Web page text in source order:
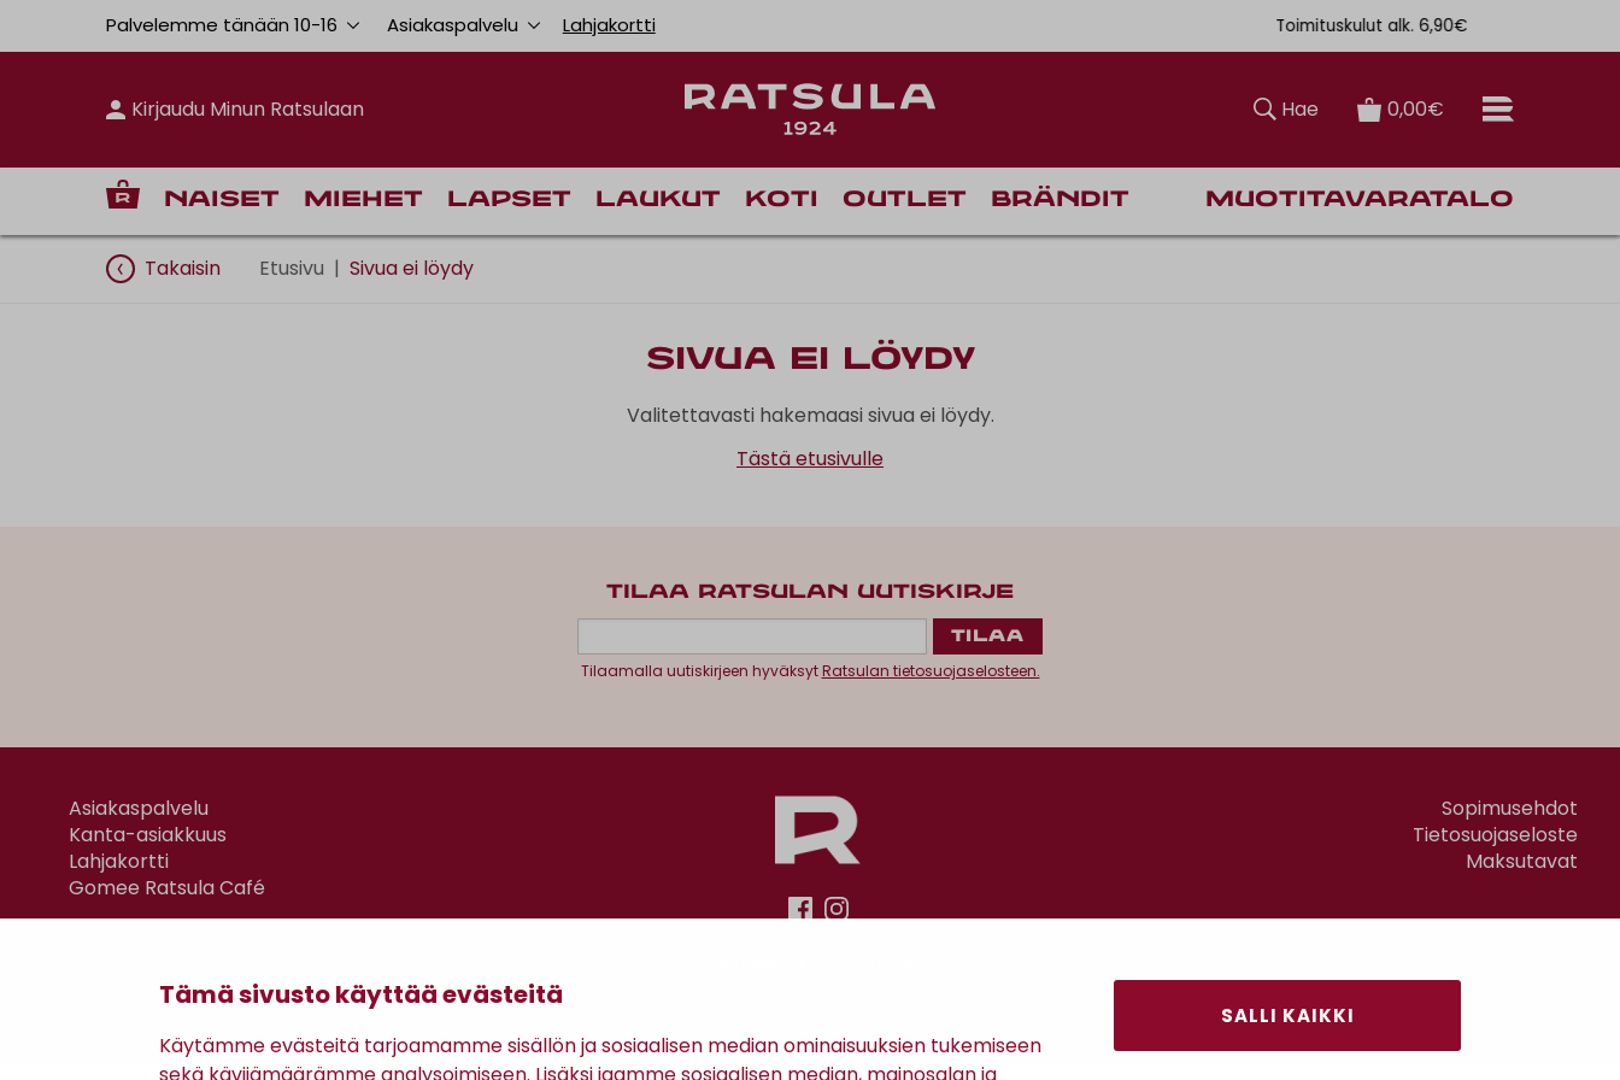
Tämä sivusto käyttää evästeitä
Käytämme evästeitä tarjoamamme sisällön ja sosiaalisen median ominaisuuksien tukemiseen
SALLI KAIKKI
Palvelemme tänään 10-16 Asiakaspalvelu Lahjakortti Toimituskulut alk. 6,90€
Kirjaudu Minun Ratsulaan Hae 0,00€
Naiset Miehet Lapset Laukut Koti Outlet Brändit Muotitavaratalo
Takaisin Etusivu | Sivua ei löydy
Sivua ei löydy
Valitettavasti hakemaasi sivua ei löydy.
Tästä etusivulle
TILAA RATSULAN UUTISKIRJE
Tilaamalla uutiskirjeen hyväksytRatsulan tietosuojaselosteen.
Asiakaspalvelu
Kanta-asiakkuus
Lahjakortti
Gomee Ratsula Café
Sopimusehdot
Tietosuojaseloste
Maksutavat